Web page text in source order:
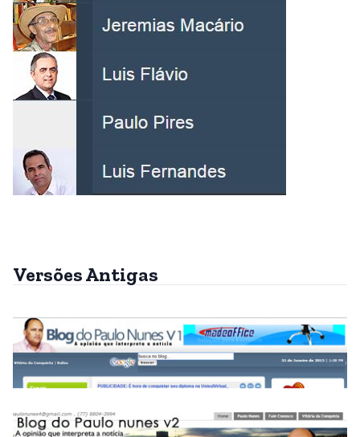
Versões Antigas